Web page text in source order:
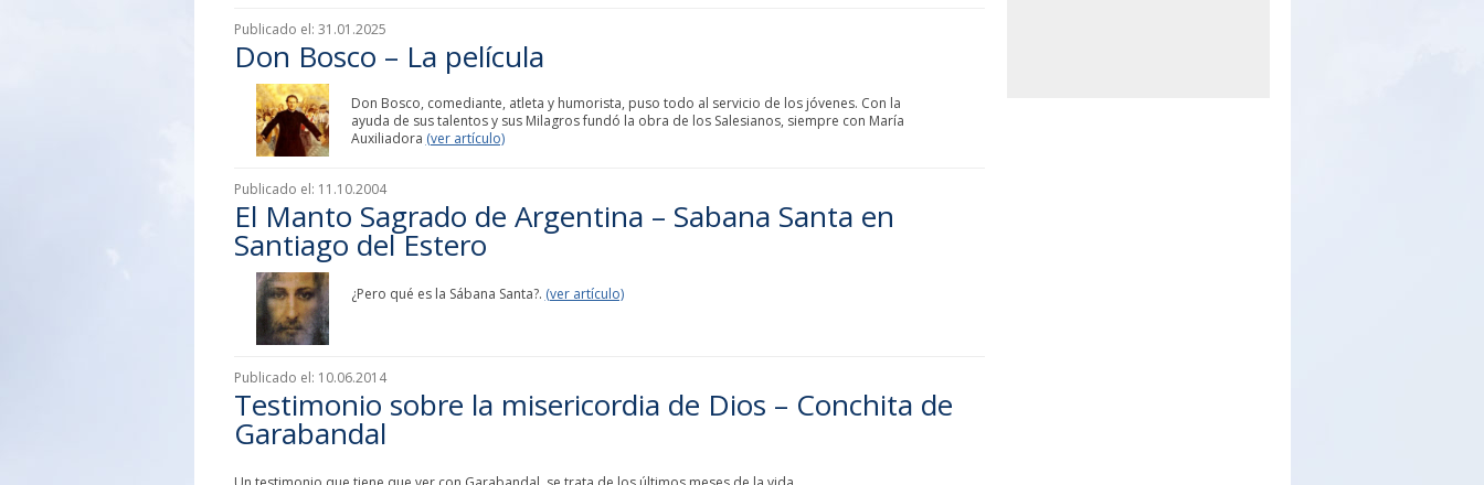
Publicado el: 31.01.2025
Don Bosco – La película
Don Bosco, comediante, atleta y humorista, puso todo al servicio de los jóvenes. Con la
ayuda de sus talentos y sus Milagros fundó la obra de los Salesianos, siempre con María
Auxiliadora (ver artículo)
Publicado el: 11.10.2004
El Manto Sagrado de Argentina – Sabana Santa en
Santiago del Estero
¿Pero qué es la Sábana Santa?. (ver artículo)
Publicado el: 10.06.2014
Testimonio sobre la misericordia de Dios – Conchita de
Garabandal